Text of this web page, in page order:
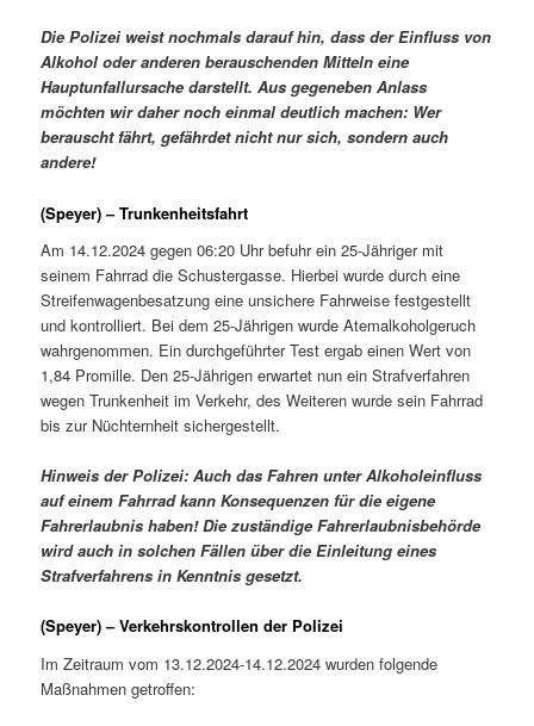
Die Polizei weist nochmals darauf hin, dass der Einfluss von
Alkohol oder anderen berauschenden Mitteln eine
Hauptunfallursache darstellt. Aus gegeneben Anlass
möchten wir daher noch einmal deutlich machen: Wer
berauscht fährt, gefährdet nicht nur sich, sondern auch
andere!
(Speyer) – Trunkenheitsfahrt
Am 14.12.2024 gegen 06:20 Uhr befuhr ein 25-Jähriger mit
seinem Fahrrad die Schustergasse. Hierbei wurde durch eine
Streifenwagenbesatzung eine unsichere Fahrweise festgestellt
und kontrolliert. Bei dem 25-Jährigen wurde Atemalkoholgeruch
wahrgenommen. Ein durchgeführter Test ergab einen Wert von
1,84 Promille. Den 25-Jährigen erwartet nun ein Strafverfahren
wegen Trunkenheit im Verkehr, des Weiteren wurde sein Fahrrad
bis zur Nüchternheit sichergestellt.
Hinweis der Polizei: Auch das Fahren unter Alkoholeinfluss
auf einem Fahrrad kann Konsequenzen für die eigene
Fahrerlaubnis haben! Die zuständige Fahrerlaubnisbehörde
wird auch in solchen Fällen über die Einleitung eines
Strafverfahrens in Kenntnis gesetzt.
(Speyer) – Verkehrskontrollen der Polizei
Im Zeitraum vom 13.12.2024-14.12.2024 wurden folgende
Maßnahmen getroffen: